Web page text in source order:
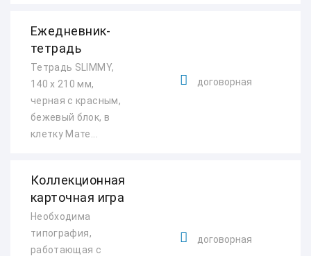
Ежедневник-
тетрадь
Тетрадь SLIMMY,
140 х 210 мм,
черная с красным,
бежевый блок, в
клетку Мате...
договорная
Коллекционная
карточная игра
Необходима
типография,
работающая с
договорная